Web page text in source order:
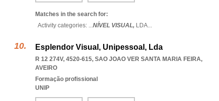
Matches in the search for:
Activity categories: ...NÍVEL VISUAL, LDA...
Esplendor Visual, Unipessoal, Lda
R 12 274V, 4520-615, SAO JOAO VER SANTA MARIA FEIRA,
AVEIRO
Formação profissional
UNIP